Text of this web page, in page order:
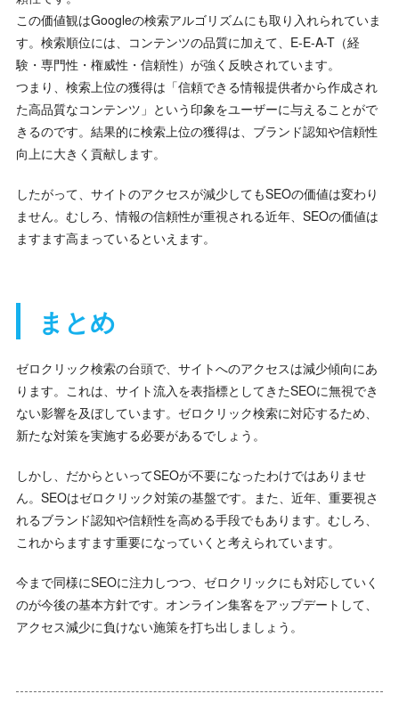
この価値観はGoogleの検索アルゴリズムにも取り入れられていま
す。検索順位には、コンテンツの品質に加えて、E-E-A-T（経
験・専門性・権威性・信頼性）が強く反映されています。
つまり、検索上位の獲得は「信頼できる情報提供者から作成され
た高品質なコンテンツ」という印象をユーザーに与えることがで
きるのです。結果的に検索上位の獲得は、ブランド認知や信頼性
向上に大きく貢献します。
したがって、サイトのアクセスが減少してもSEOの価値は変わり
ません。むしろ、情報の信頼性が重視される近年、SEOの価値は
ますます高まっているといえます。
まとめ
ゼロクリック検索の台頭で、サイトへのアクセスは減少傾向にあ
ります。これは、サイト流入を表指標としてきたSEOに無視でき
ない影響を及ぼしています。ゼロクリック検索に対応するため、
新たな対策を実施する必要があるでしょう。
しかし、だからといってSEOが不要になったわけではありませ
ん。SEOはゼロクリック対策の基盤です。また、近年、重要視さ
れるブランド認知や信頼性を高める手段でもあります。むしろ、
これからますます重要になっていくと考えられています。
今まで同様にSEOに注力しつつ、ゼロクリックにも対応していく
のが今後の基本方針です。オンライン集客をアップデートして、
アクセス減少に負けない施策を打ち出しましょう。